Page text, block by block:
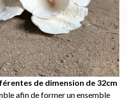
de dimension de 32cm
afin de former un ensemble